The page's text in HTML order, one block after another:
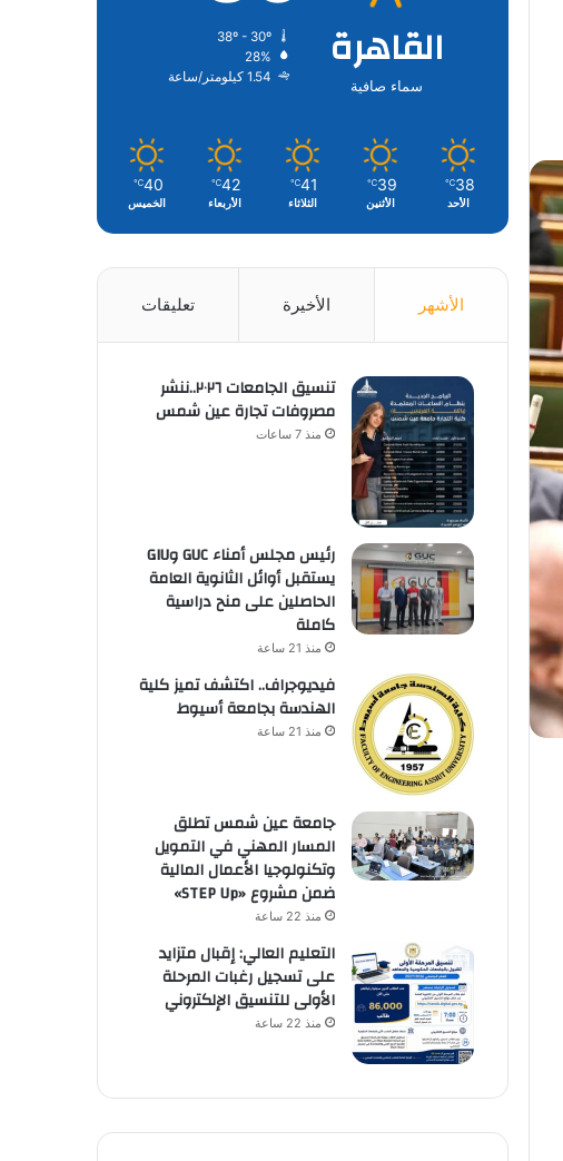
القاهرة
سماء صافية
28%
1.54 كيلومتر/ساعة
38
℃
الأحد
39
℃
الأثنين
41
℃
الثلاثاء
42
℃
الأربعاء
40
℃
الخميس
الأشهر الأخيرة تعليقات
تنسيق الجامعات ٢٠٢٦..ننشر
مصروفات تجارة عين شمس
منذ 7 ساعات
رئيس مجلس أمناء GUC وGIU
يستقبل أوائل الثانوية العامة
الحاصلين على منح دراسية
كاملة
منذ 21 ساعة
فيديوجراف.. اكتشف تميز كلية
الهندسة بجامعة أسيوط
منذ 21 ساعة
جامعة عين شمس تطلق
المسار المهني في التمويل
وتكنولوجيا الأعمال المالية
ضمن مشروع «STEP Up»
منذ 22 ساعة
التعليم العالي: إقبال متزايد
على تسجيل رغبات المرحلة
الأولى للتنسيق الإلكتروني
منذ 22 ساعة